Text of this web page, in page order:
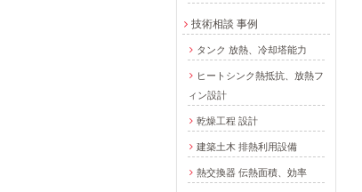
技術相談 事例
タンク 放熱、冷却塔能力
ヒートシンク熱抵抗、放熱フ
ィン設計
乾燥工程 設計
建築土木 排熱利用設備
熱交換器 伝熱面積、効率